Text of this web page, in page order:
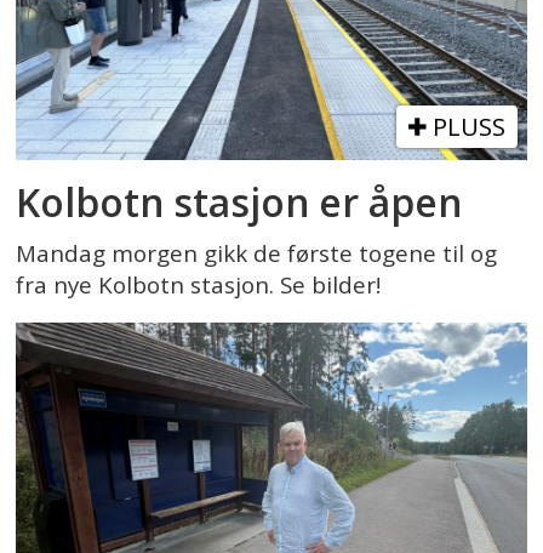
PLUSS
Kolbotn stasjon er åpen
Mandag morgen gikk de første togene til og
fra nye Kolbotn stasjon. Se bilder!